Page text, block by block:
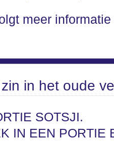
meer
in het oude
SOTSJI.
IN EEN PORTIE